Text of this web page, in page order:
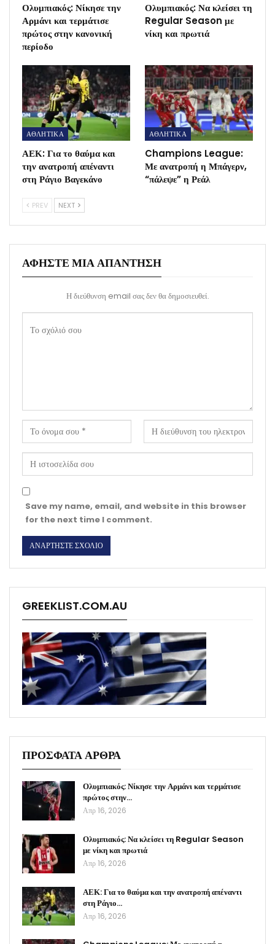
Ολυμπιακός: Νίκησε την
Αρμάνι και τερμάτισε
πρώτος στην κανονική
περίοδο
Ολυμπιακός: Να κλείσει τη
Regular Season με
νίκη και πρωτιά
ΑΘΛΗΤΙΚΑ
ΑΕΚ: Για το θαύμα και
την ανατροπή απέναντι
στη Ράγιο Βαγεκάνο
ΑΘΛΗΤΙΚΑ
Champions League:
Με ανατροπή η Μπάγερν,
“πάλεψε” η Ρεάλ
PREV NEXT
ΑΦΉΣΤΕ ΜΙΑ ΑΠΆΝΤΗΣΗ
Η διεύθυνση email σας δεν θα δημοσιευθεί.
Save my name, email, and website in this browser
for the next time I comment.
GREEKLIST.COM.AU
ΠΡΟΣΦΑΤΑ ΑΡΘΡΑ
Ολυμπιακός: Νίκησε την Αρμάνι και τερμάτισε
πρώτος στην…
Απρ 16, 2026
Ολυμπιακός: Να κλείσει τη Regular Season
με νίκη και πρωτιά
Απρ 16, 2026
ΑΕΚ: Για το θαύμα και την ανατροπή απέναντι
στη Ράγιο…
Απρ 16, 2026